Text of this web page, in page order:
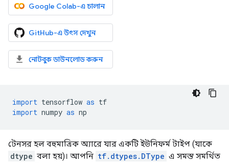
Google Colab-এ চালান
GitHub-এ উৎস দেখুন
নোটবুক ডাউনলোড করুন
import tensorflow as tf
import numpy as np
টেনসর হল বহুমাত্রিক অ্যারে যার একটি ইউনিফর্ম টাইপ (যাকে
dtype বলা হয়)। আপনি tf.dtypes.DType এ সমস্ত সমর্থিত